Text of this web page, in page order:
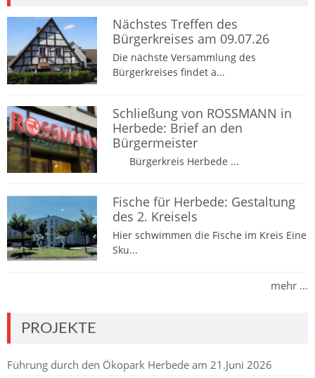
Nächstes Treffen des
Bürgerkreises am 09.07.26
Die nächste Versammlung des
Bürgerkreises findet a...
Schließung von ROSSMANN in
Herbede: Brief an den
Bürgermeister
Bürgerkreis Herbede ...
Fische für Herbede: Gestaltung
des 2. Kreisels
Hier schwimmen die Fische im Kreis Eine
Sku...
mehr ...
PROJEKTE
Führung durch den Ökopark Herbede am 21.Juni 2026